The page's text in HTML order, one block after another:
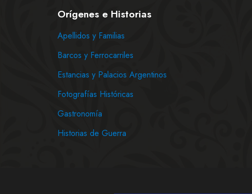
Orígenes e Historias
Apellidos y Familias
Barcos y Ferrocarriles
Estancias y Palacios Argentinos
Fotografías Históricas
Gastronomía
Historias de Guerra